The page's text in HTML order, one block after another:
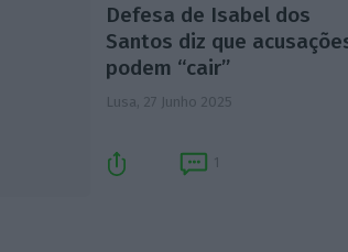
Defesa de Isabel dos
Santos diz que
podem “cair”
Lusa, 27 Junho 2025